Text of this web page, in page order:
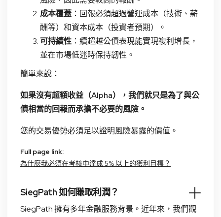
成本覆蓋 ：回報必須超過營運成本（技術、薪
酬等）和資本成本（投資者預期）。
可持續性 ：續超越公債表現能實現複利增長，
並在市場低迷時保持韌性。
簡單來說：
如果沒有超額收益（Alpha），我們就只是為了與公
債相當的回報而承擔不必要的風險。
您的交易優勢必須足以證明風險暴露的價值。
Full page link:
為什麼我必須在考核中達成 5% 以上的獲利目標？
SiegPath 如何賺取利潤？
SiegPath 擁有多年金融服務背景。近年來，我們觀